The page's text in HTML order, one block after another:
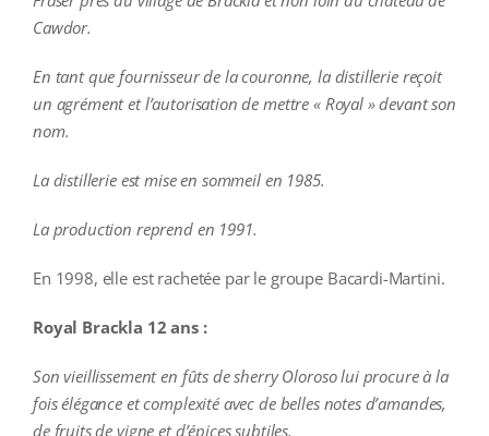
Cawdor.
En tant que fournisseur de la couronne, la distillerie reçoit
un agrément et l’autorisation de mettre « Royal » devant son
nom.
La distillerie est mise en sommeil en 1985.
La production reprend en 1991.
En 1998, elle est rachetée par le groupe Bacardi-Martini.
Royal Brackla 12 ans :
Son vieillissement en fûts de sherry Oloroso lui procure à la
fois élégance et complexité avec de belles notes d’amandes,
de fruits de vigne et d’épices subtiles.